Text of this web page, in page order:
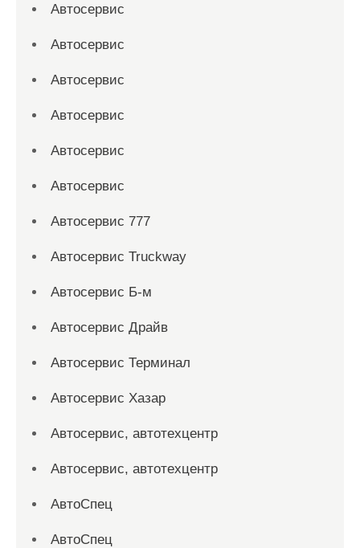
Автосервис
Автосервис
Автосервис
Автосервис
Автосервис
Автосервис
Автосервис 777
Автосервис Truckway
Автосервис Б-м
Автосервис Драйв
Автосервис Терминал
Автосервис Хазар
Автосервис, автотехцентр
Автосервис, автотехцентр
АвтоСпец
АвтоСпец